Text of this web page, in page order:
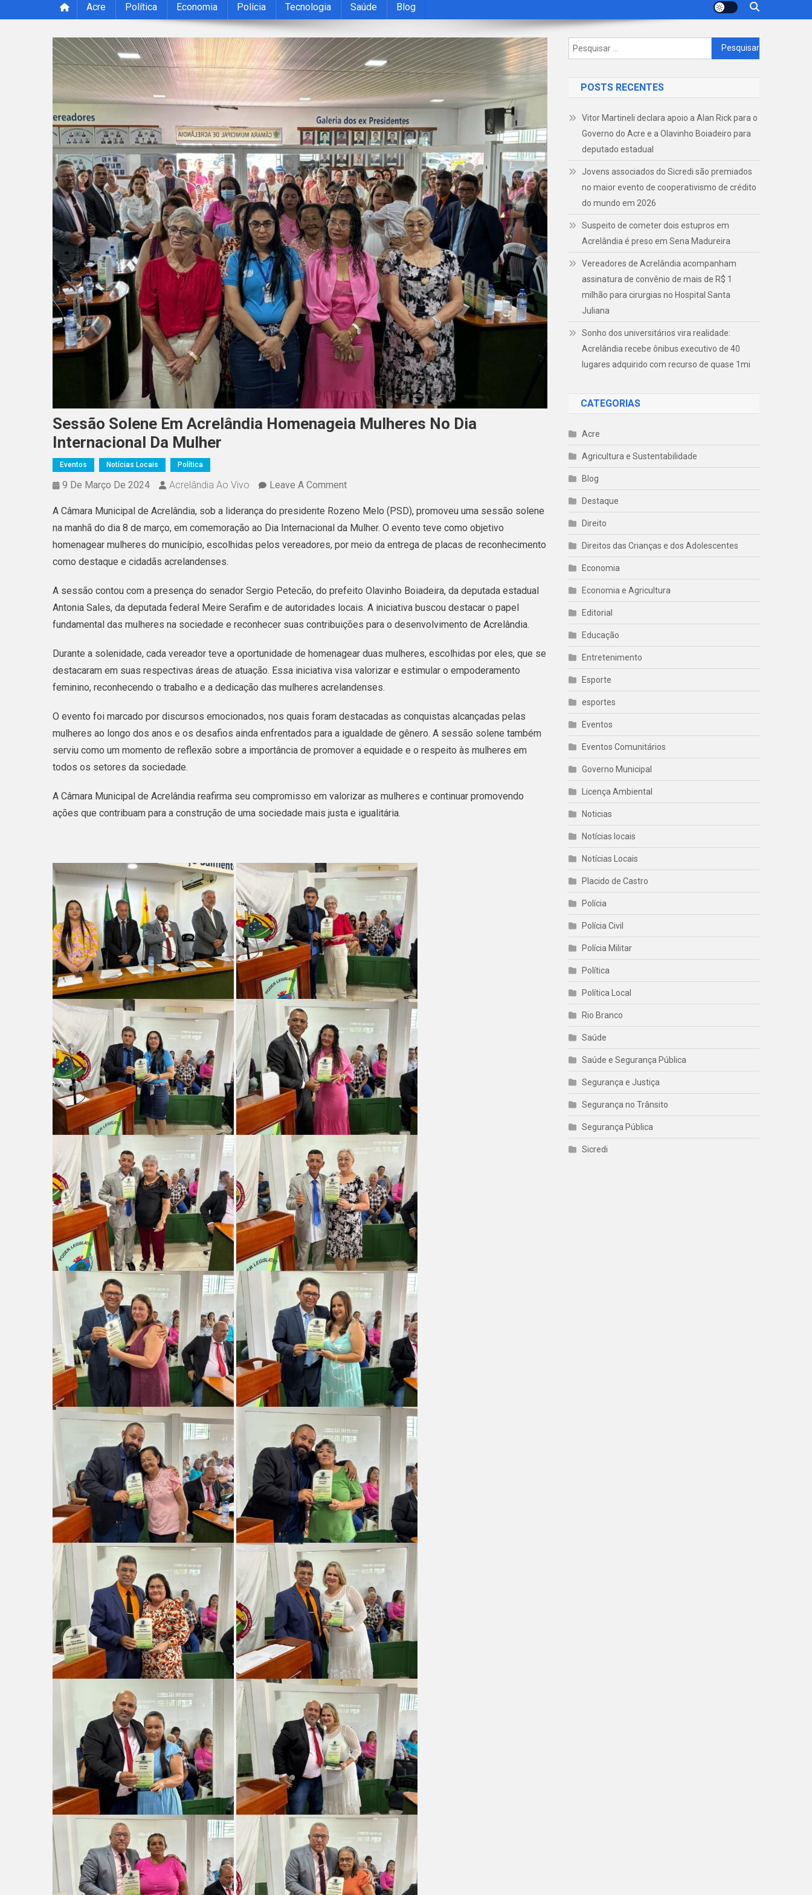
Acre Política Economia Polícia Tecnologia Saúde Blog
Sessão Solene Em Acrelândia Homenageia Mulheres No Dia
Internacional Da Mulher
Eventos Notícias Locais Política
9 De Março De 2024 Acrelândia Ao Vivo Leave A CommentOn
Solene
Em
Acrelândia
Mulheres
No
Dia
Da
Mulher
A Câmara Municipal de Acrelândia, sob a liderança do presidente Rozeno Melo (PSD), promoveu uma sessão solene
na manhã do dia 8 de março, em comemoração ao Dia Internacional da Mulher. O evento teve como objetivo
homenagear mulheres do município, escolhidas pelos vereadores, por meio da entrega de placas de reconhecimento
como destaque e cidadãs acrelandenses.
A sessão contou com a presença do senador Sergio Petecão, do prefeito Olavinho Boiadeira, da deputada estadual
Antonia Sales, da deputada federal Meire Serafim e de autoridades locais. A iniciativa buscou destacar o papel
fundamental das mulheres na sociedade e reconhecer suas contribuições para o desenvolvimento de Acrelândia.
Durante a solenidade, cada vereador teve a oportunidade de homenagear duas mulheres, escolhidas por eles, que se
destacaram em suas respectivas áreas de atuação. Essa iniciativa visa valorizar e estimular o empoderamento
feminino, reconhecendo o trabalho e a dedicação das mulheres acrelandenses.
O evento foi marcado por discursos emocionados, nos quais foram destacadas as conquistas alcançadas pelas
mulheres ao longo dos anos e os desafios ainda enfrentados para a igualdade de gênero. A sessão solene também
serviu como um momento de reflexão sobre a importância de promover a equidade e o respeito às mulheres em
todos os setores da sociedade.
A Câmara Municipal de Acrelândia reafirma seu compromisso em valorizar as mulheres e continuar promovendo
ações que contribuam para a construção de uma sociedade mais justa e igualitária.
Pesquisar
por:
POSTS RECENTES
Vitor Martineli declara apoio a Alan Rick para o
Governo do Acre e a Olavinho Boiadeiro para
deputado estadual
Jovens associados do Sicredi são premiados
no maior evento de cooperativismo de crédito
do mundo em 2026
Suspeito de cometer dois estupros em
Acrelândia é preso em Sena Madureira
Vereadores de Acrelândia acompanham
assinatura de convênio de mais de R$ 1
milhão para cirurgias no Hospital Santa
Juliana
Sonho dos universitários vira realidade:
Acrelândia recebe ônibus executivo de 40
lugares adquirido com recurso de quase 1mi
CATEGORIAS
Acre
Agricultura e Sustentabilidade
Blog
Destaque
Direito
Direitos das Crianças e dos Adolescentes
Economia
Economia e Agricultura
Editorial
Educação
Entretenimento
Esporte
esportes
Eventos
Eventos Comunitários
Governo Municipal
Licença Ambiental
Noticias
Notícias locais
Notícias Locais
Placido de Castro
Polícia
Polícia Civil
Polícia Militar
Política
Política Local
Rio Branco
Saúde
Saúde e Segurança Pública
Segurança e Justiça
Segurança no Trânsito
Segurança Pública
Sicredi